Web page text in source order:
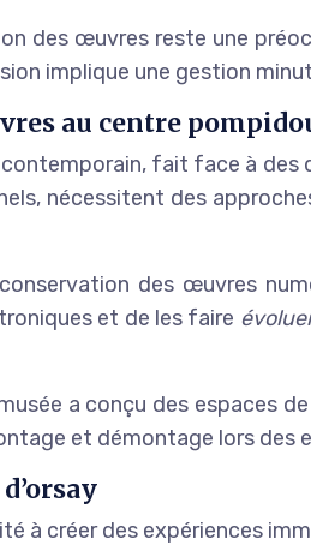
des œuvres reste une
implique une gestion
au centre
fait face à
nécessitent des
des œuvres
et de les faire
a conçu des espaces
et démontage lors des
à créer des expériences